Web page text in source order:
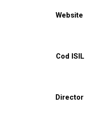
Website
Cod ISIL
Director